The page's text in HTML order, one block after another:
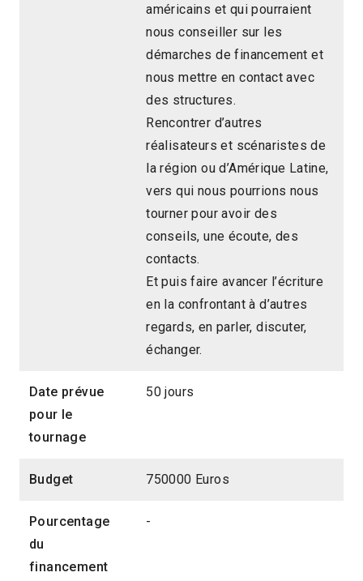
américains et qui pourraient
nous conseiller sur les
démarches de financement et
nous mettre en contact avec
des structures.
Rencontrer d’autres
réalisateurs et scénaristes de
la région ou d’Amérique Latine,
vers qui nous pourrions nous
tourner pour avoir des
conseils, une écoute, des
contacts.
Et puis faire avancer l’écriture
en la confrontant à d’autres
regards, en parler, discuter,
échanger.
Date prévue
pour le
tournage
50 jours
Budget 750000 Euros
Pourcentage
du
financement
-